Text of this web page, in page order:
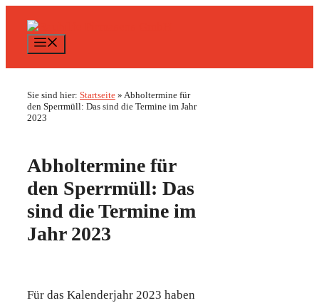
Inhalt
springen
Sie sind hier: Startseite » Abholtermine für
den Sperrmüll: Das sind die Termine im Jahr
2023
Abholtermine für
den Sperrmüll: Das
sind die Termine im
Jahr 2023
Für das Kalenderjahr 2023 haben